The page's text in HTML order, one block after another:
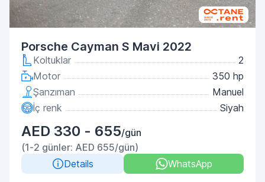
Porsche Cayman S Mavi 2022
Koltuklar
2
Motor
350 hp
Şanzıman
Manuel
İç renk
Siyah
AED 330 - 655/gün
(1-2 günler: AED 655/gün)
Details
WhatsApp